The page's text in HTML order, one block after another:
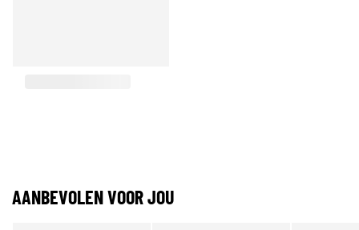
AANBEVOLEN VOOR JOU